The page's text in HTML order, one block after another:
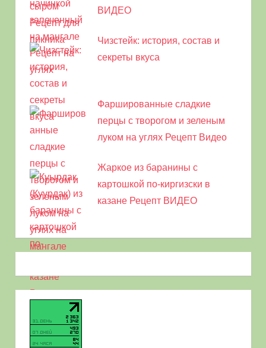
ВИДЕО
Чизстейк: история, состав и
секреты вкуса
Фаршированные сладкие
перцы с творогом и зеленым
луком на углях Рецепт Видео
Жаркое из баранины с
картошкой по-киргизски в
казане Рецепт ВИДЕО